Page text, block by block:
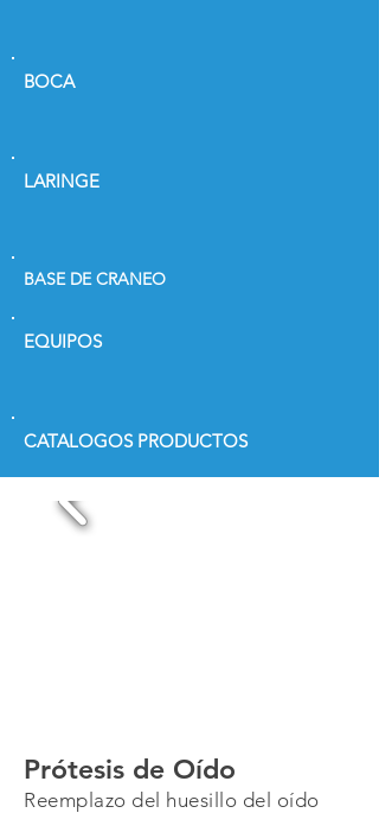
BOCA
LARINGE
BASE DE CRANEO
EQUIPOS
CATALOGOS PRODUCTOS
Prótesis de Oído
Reemplazo del huesillo del oído